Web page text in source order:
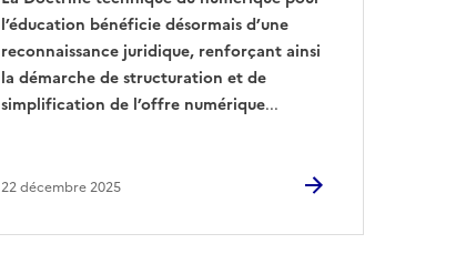
l’éducation bénéficie désormais d’une
reconnaissance juridique, renforçant ainsi
la démarche de structuration et de
simplification de l’offre numérique...
22 décembre 2025